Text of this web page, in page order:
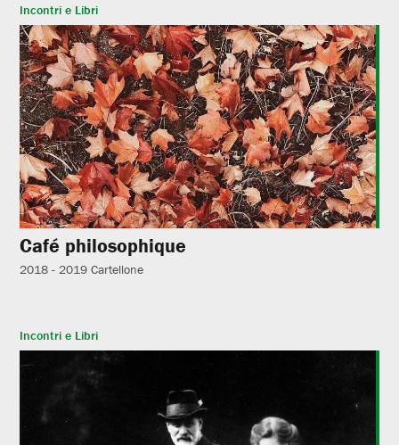
Incontri e Libri
Café philosophique
2018 - 2019 Cartellone
Incontri e Libri